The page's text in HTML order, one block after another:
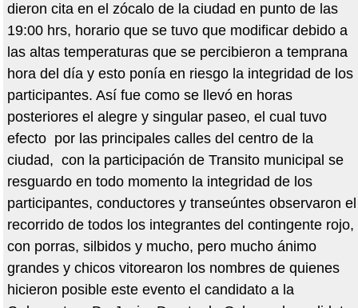
dieron cita en el zócalo de la ciudad en punto de las
19:00 hrs, horario que se tuvo que modificar debido a
las altas temperaturas que se percibieron a temprana
hora del día y esto ponía en riesgo la integridad de los
participantes. Así fue como se llevó en horas
posteriores el alegre y singular paseo, el cual tuvo
efecto por las principales calles del centro de la
ciudad, con la participación de Transito municipal se
resguardo en todo momento la integridad de los
participantes, conductores y transeúntes observaron el
recorrido de todos los integrantes del contingente rojo,
con porras, silbidos y mucho, pero mucho ánimo
grandes y chicos vitorearon los nombres de quienes
hicieron posible este evento el candidato a la